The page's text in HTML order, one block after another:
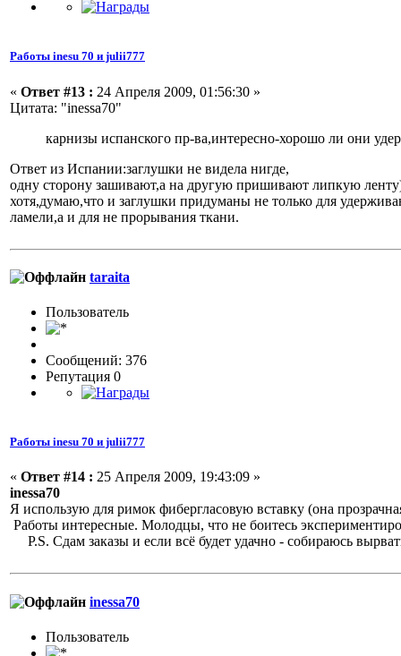
Работы inesu 70 и julii777
« Ответ #13 : 24 Апреля 2009, 01:56:30 »
Цитата: "inessa70"
карнизы испанского пр-ва,интересно-хорошо ли они
Ответ из Испании:заглушки не видела нигде,
одну сторону зашивают,а на другую пришивают липкую
хотя,думаю,что и заглушки придуманы не только для
ламели,а и для не прорывания ткани.
taraita
Пользовaтeль
Сообщений: 376
Репутация 0
Работы inesu 70 и julii777
« Ответ #14 : 25 Апреля 2009, 19:43:09 »
inessa70
Я использую для римок фибергласовую вставку (она
Работы интересные. Молодцы, что не боитесь
P.S. Сдам заказы и если всё будет удачно - собираюсь
inessa70
Пользовaтeль